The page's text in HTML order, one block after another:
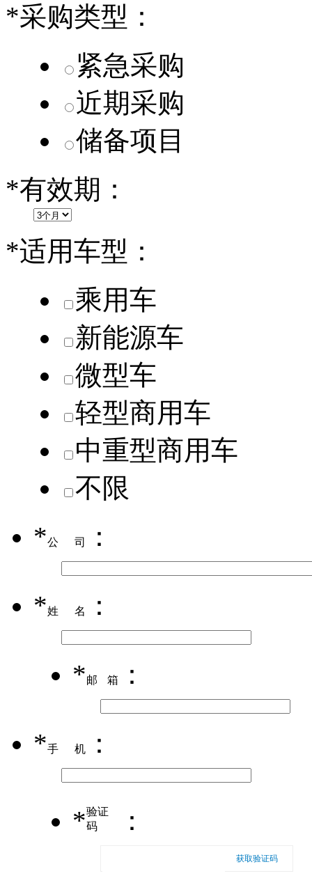
*采购类型：
紧急采购
近期采购
储备项目
*有效期：
*适用车型：
乘用车
新能源车
微型车
轻型商用车
中重型商用车
不限
*公司 ：
*姓名 ：
*邮箱 ：
*手机 ：
*验证
码
：
获取验证码